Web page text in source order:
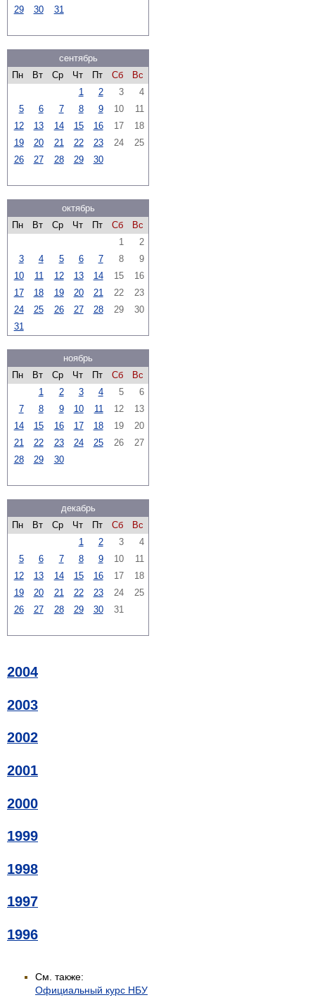
29
30 31
сентябрь
Пн
Вт Ср Чт Пт Сб
Вс
1
2 3
4
5
6 7 8 9 10
11
12
13 14 15 16 17
18
19
20 21 22 23 24
25
26
27 28 29 30
октябрь
Пн
Вт Ср Чт Пт Сб
Вс
1
2
3
4 5 6 7 8
9
10
11 12 13 14 15
16
17
18 19 20 21 22
23
24
25 26 27 28 29
30
31
ноябрь
Пн
Вт Ср Чт Пт Сб
Вс
1
2 3 4 5
6
7
8 9 10 11 12
13
14
15 16 17 18 19
20
21
22 23 24 25 26
27
28
29 30
декабрь
Пн
Вт Ср Чт Пт Сб
Вс
1
2 3
4
5
6 7 8 9 10
11
12
13 14 15 16 17
18
19
20 21 22 23 24
25
26
27 28 29 30 31
2004
2003
2002
2001
2000
1999
1998
1997
1996
См. также:
Официальный курс НБУ